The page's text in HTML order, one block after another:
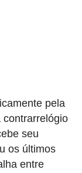
pela
contrarrelógio
seu
os últimos
entre